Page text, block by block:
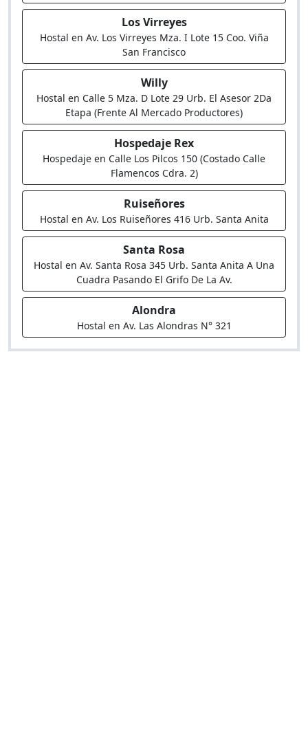
Los Virreyes
Hostal en Av. Los Virreyes Mza. I Lote 15 Coo. Viña
San Francisco
Willy
Hostal en Calle 5 Mza. D Lote 29 Urb. El Asesor 2Da
Etapa (Frente Al Mercado Productores)
Hospedaje Rex
Hospedaje en Calle Los Pilcos 150 (Costado Calle
Flamencos Cdra. 2)
Ruiseñores
Hostal en Av. Los Ruiseñores 416 Urb. Santa Anita
Santa Rosa
Hostal en Av. Santa Rosa 345 Urb. Santa Anita A Una
Cuadra Pasando El Grifo De La Av.
Alondra
Hostal en Av. Las Alondras N° 321